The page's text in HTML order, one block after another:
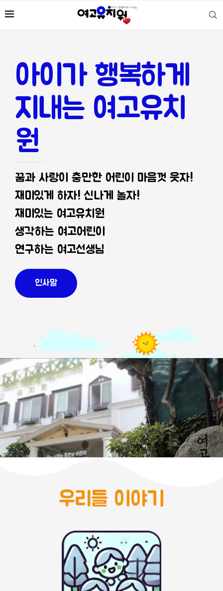
아이가 행복하게
지내는 여고유치
원
꿈과 사랑이 충만한 어린이 마음껏 웃자!
재미있게 하자! 신나게 놀자!
재미있는 여고유치원
생각하는 여고어린이
연구하는 여고선생님
인사말
우리들 이야기